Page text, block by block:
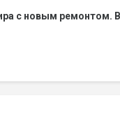
с новым ремонтом. В